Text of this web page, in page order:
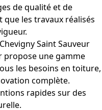
de qualité et de
que les travaux réalisés
Saint Sauveur
propose une gamme
les besoins en toiture,
complète.
rapides sur des